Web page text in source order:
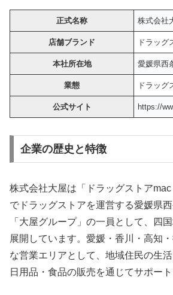
正式名称 株式会社
店舗ブランド ドラッグ
本社所在地 愛媛県西
業態 ドラッグ
公式サイト https://
企業の歴史と特徴
株式会社大屋は「ドラッグストア
でドラッグストアを運営する愛媛県西
「大屋グループ」の一員として、四
展開しています。愛媛・香川・高知
な営業エリアとして、地域住民の生
日用品・食品の販売を通じてサポート